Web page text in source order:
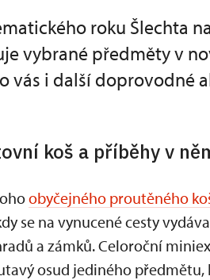
roku Šlechta
vybrané předměty v
vás i další doprovodné
koš a příběhy v
obyčejného proutěného
se na vynucené cesty
a zámků. Celoroční
osud jediného